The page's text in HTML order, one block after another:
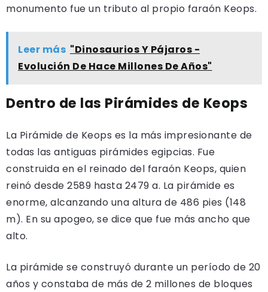
monumento fue un tributo al propio faraón Keops.
Leer más "Dinosaurios Y Pájaros -
Evolución De Hace Millones De Años"
Dentro de las Pirámides de Keops
La Pirámide de Keops es la más impresionante de
todas las antiguas pirámides egipcias. Fue
construida en el reinado del faraón Keops, quien
reinó desde 2589 hasta 2479 a. La pirámide es
enorme, alcanzando una altura de 486 pies (148
m). En su apogeo, se dice que fue más ancho que
alto.
La pirámide se construyó durante un período de 20
años y constaba de más de 2 millones de bloques